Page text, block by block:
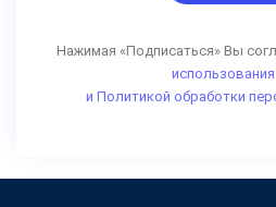
Нажимая «Подписаться» Вы
использования
и Политикой обработки